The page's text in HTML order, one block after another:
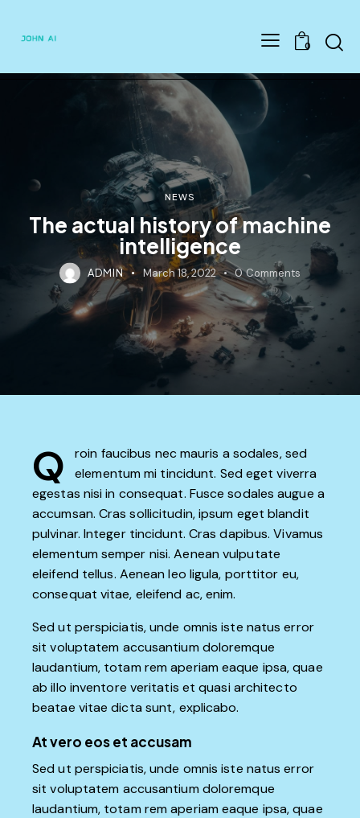
0
NEWS
The actual history of machine
intelligence
ADMIN March 18, 2022 0 Comments
Q
roin faucibus nec mauris a sodales, sed
elementum mi tincidunt. Sed eget viverra
egestas nisi in consequat. Fusce sodales augue a
accumsan. Cras sollicitudin, ipsum eget blandit
pulvinar. Integer tincidunt. Cras dapibus. Vivamus
elementum semper nisi. Aenean vulputate
eleifend tellus. Aenean leo ligula, porttitor eu,
consequat vitae, eleifend ac, enim.
Sed ut perspiciatis, unde omnis iste natus error
sit voluptatem accusantium doloremque
laudantium, totam rem aperiam eaque ipsa, quae
ab illo inventore veritatis et quasi architecto
beatae vitae dicta sunt, explicabo.
At vero eos et accusam
Sed ut perspiciatis, unde omnis iste natus error
sit voluptatem accusantium doloremque
laudantium, totam rem aperiam eaque ipsa, quae